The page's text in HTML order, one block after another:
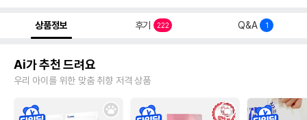
상품정보 후기 222 Q&A 1
Ai가 추천 드려요
우리 아이를 위한 맞춤 취향 저격 상품